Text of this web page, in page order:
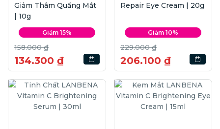
Giảm Thâm Quầng Mắt
| 10g
Giảm 15%
158.000 ₫
134.300 ₫
Repair Eye Cream | 20g
Giảm 10%
229.000 ₫
206.100 ₫